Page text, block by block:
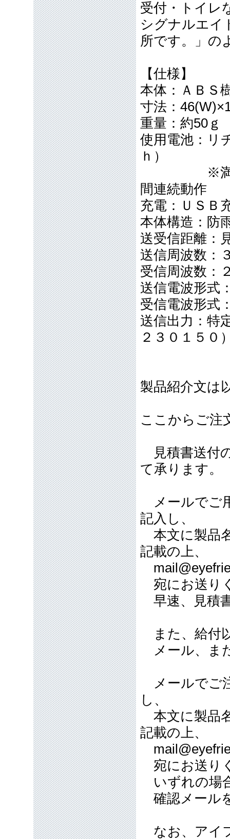
受付・トイレ
シグナルエイ
所です。」の
【仕様】
本体：ＡＢＳ
寸法：
重量：約50ｇ
使用電池：リ
ｈ）
※満充電で
間連続動作
充電：ＵＳＢ
本体構造：防
送受信距離：
送信周波数：
受信周波数：
送信電波形式
受信電波形式
送信出力：特
２３０１５０
製品紹介文は
ここからご注
見積書送付
て承ります。
メールでご
記入し、
本文に製品
記載の上、
宛にお送り
早速、見積
また、給付
メール、ま
メールでご
し、
本文に製品
記載の上、
宛にお送り
いずれの場
確認メール
なお、アイ